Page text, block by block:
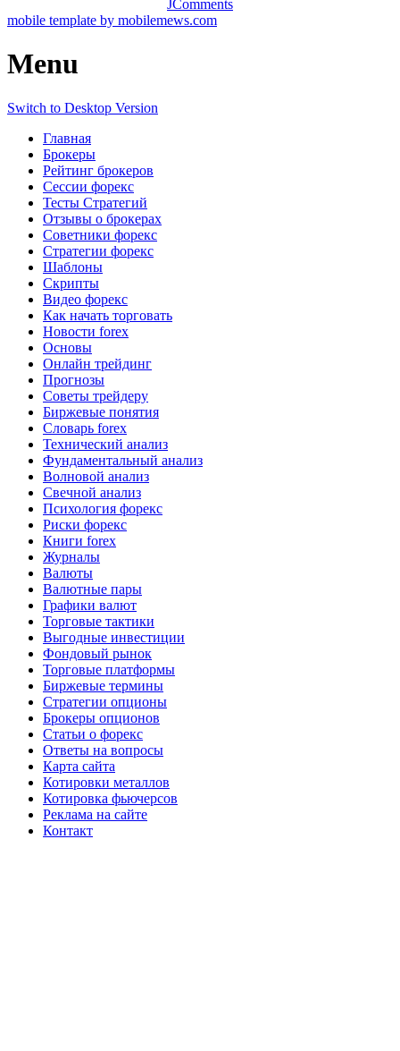
JComments
mobile template by mobilemews.com
Menu
Switch to Desktop Version
Главная
Брокеры
Рейтинг брокеров
Сессии форекс
Тесты Стратегий
Отзывы о брокерах
Советники форекс
Стратегии форекс
Шаблоны
Скрипты
Видео форекс
Как начать торговать
Новости forex
Основы
Онлайн трейдинг
Прогнозы
Советы трейдеру
Биржевые понятия
Словарь forex
Технический анализ
Фундаментальный анализ
Волновой анализ
Свечной анализ
Психология форекс
Риски форекс
Книги forex
Журналы
Валюты
Валютные пары
Графики валют
Торговые тактики
Выгодные инвестиции
Фондовый рынок
Торговые платформы
Биржевые термины
Стратегии опционы
Брокеры опционов
Статьи о форекс
Ответы на вопросы
Карта сайта
Котировки металлов
Котировка фьючерсов
Реклама на сайте
Контакт